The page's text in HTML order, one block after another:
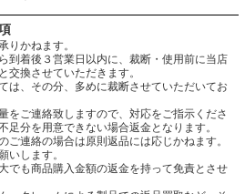
りかねます。
到着後３営業日以内に、裁断・使用前に当店
交換させていただきます。
は、その分、多めに裁断させていただいてお
をご連絡致しますので、対応をご指示くださ
分を用意できない場合返金となります。
ご連絡の場合は原則返品には応じかねます。
いします。
でも商品購入金額の返金を持って免責とさせ